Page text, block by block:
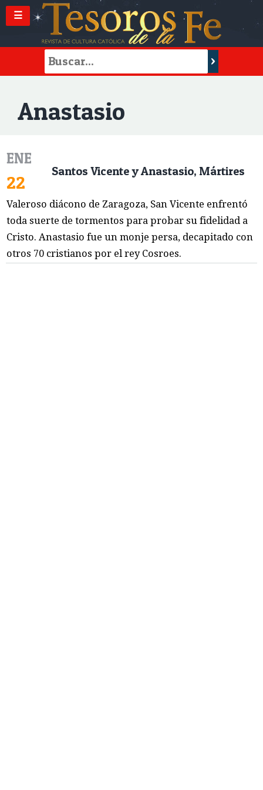
☰
Anastasio
ENE
22
Santos Vicente y Anastasio, Mártires
Valeroso diácono de Zaragoza, San Vicente enfrentó
toda suerte de tormentos para probar su fidelidad a
Cristo. Anastasio fue un monje persa, decapitado con
otros 70 cristianos por el rey Cosroes.